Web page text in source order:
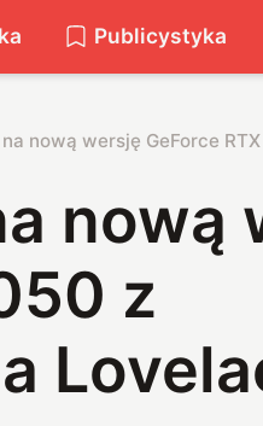
Publicystyka
nową wersję GeForce
nową
z